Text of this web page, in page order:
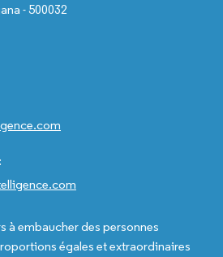
- 500032
à embaucher des personnes
égales et extraordinaires